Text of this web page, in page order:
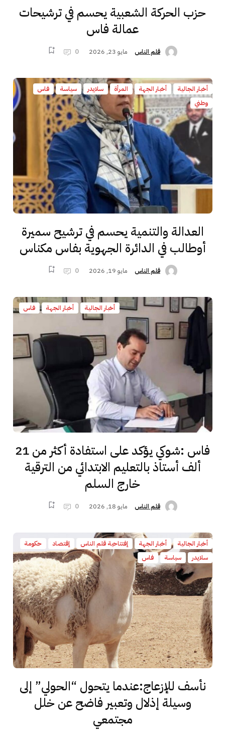
حزب الحركة الشعبية يحسم في ترشيحات
عمالة فاس
قلم الناس مايو 23, 2026 0
أخبار الجالية أخبار الجهة المرأة سلايدر سياسة
فاس
وطني
العدالة والتنمية يحسم في ترشيح سميرة
أوطالب في الدائرة الجهوية بفاس مكناس
قلم الناس مايو 19, 2026 0
أخبار الجالية أخبار الجهة فاس
فاس :شوكي يؤكد على استفادة أكثر من 21
ألف أستاذ بالتعليم الابتدائي من الترقية
خارج السلم
قلم الناس مايو 18, 2026 0
أخبار الجالية أخبار الجهة إفتتاحية قلم الناس إقتصاد
حكومة
سلايدر
سياسة فاس
نأسف للإزعاج:عندما يتحول “الحولي” إلى
وسيلة إذلال وتعبير فاضح عن خلل
مجتمعي